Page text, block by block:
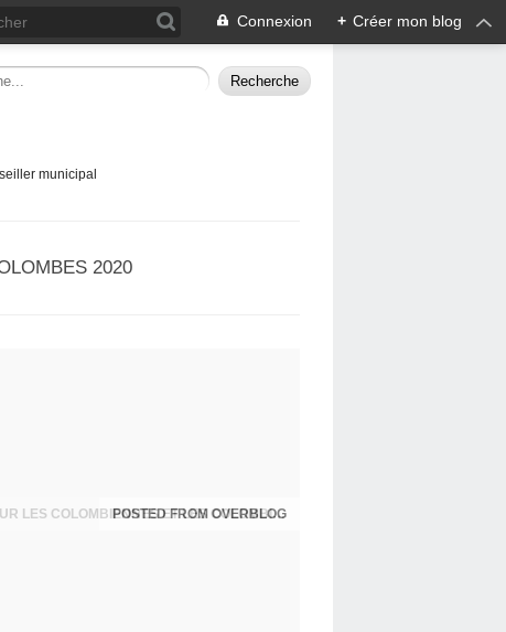
Connexion + Créer mon blog
municipal
2020
POSTED FROM OVERBLOG
UNE PAGE SE TOURNE APRÈS 6 ANS POUR LES COLOMBIENNES ET LES COLOMBIENS